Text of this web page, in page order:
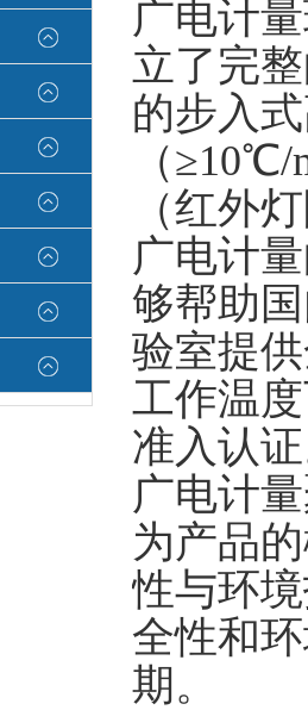
广电计
立了完
的步入
（
（红外
广电计
够帮助
验室提
工作温
准入认
广电计
为产品
性与环
全性和
期。